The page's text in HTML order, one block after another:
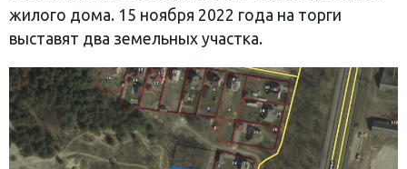
жилого дома. 15 ноября 2022 года на торги
выставят два земельных участка.